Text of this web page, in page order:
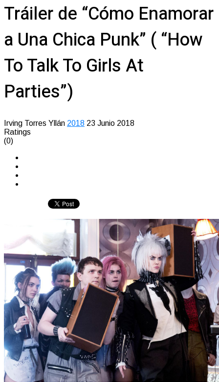
Tráiler de “Cómo Enamorar
a Una Chica Punk” ( “How
To Talk To Girls At
Parties”)
Irving Torres Yllán 2018 23 Junio 2018
Ratings
(0)